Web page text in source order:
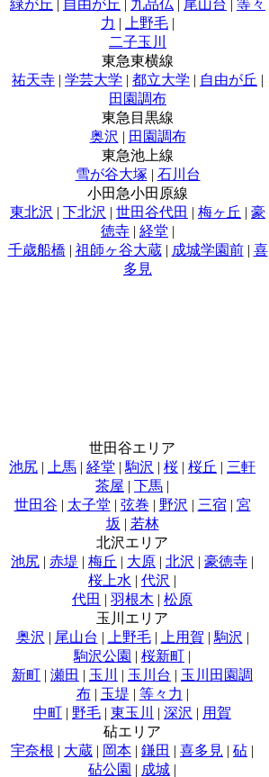
緑が丘 | 自由が丘 | 九品仏 | 尾山台 | 等々
力 | 上野毛 |
二子玉川
東急東横線
祐天寺 | 学芸大学 | 都立大学 | 自由が丘 |
田園調布
東急目黒線
奥沢 | 田園調布
東急池上線
雪が谷大塚 | 石川台
小田急小田原線
東北沢 | 下北沢 | 世田谷代田 | 梅ヶ丘 | 豪
徳寺 | 経堂 |
千歳船橋 | 祖師ヶ谷大蔵| 成城学園前| 喜
多見
世田谷エリア
池尻 | 上馬 | 経堂 | 駒沢 | 桜 | 桜丘 | 三軒
茶屋 | 下馬 |
世田谷 | 太子堂 | 弦巻 | 野沢 | 三宿 | 宮
坂 | 若林
北沢エリア
池尻 | 赤堤 | 梅丘 | 大原 | 北沢 | 豪徳寺 |
桜上水 | 代沢 |
代田 | 羽根木 | 松原
玉川エリア
奥沢 | 尾山台 | 上野毛| 上用賀 | 駒沢 |
駒沢公園 | 桜新町 |
新町 | 瀬田 | 玉川 | 玉川台 | 玉川田園調
布| 玉堤 | 等々力 |
中町 | 野毛 | 東玉川 | 深沢 | 用賀
砧エリア
宇奈根 | 大蔵 | 岡本 | 鎌田 | 喜多見 | 砧 |
砧公園 | 成城 |